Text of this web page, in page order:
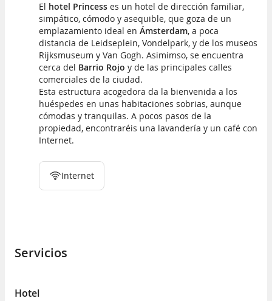
El hotel Princess es un hotel de dirección familiar,
simpático, cómodo y asequible, que goza de un
emplazamiento ideal en Ámsterdam, a poca
distancia de Leidseplein, Vondelpark, y de los museos
Rijksmuseum y Van Gogh. Asimimso, se encuentra
cerca del Barrio Rojo y de las principales calles
comerciales de la ciudad.
Esta estructura acogedora da la bienvenida a los
huéspedes en unas habitaciones sobrias, aunque
cómodas y tranquilas. A pocos pasos de la
propiedad, encontraréis una lavandería y un café con
Internet.
Internet
Servicios
Hotel